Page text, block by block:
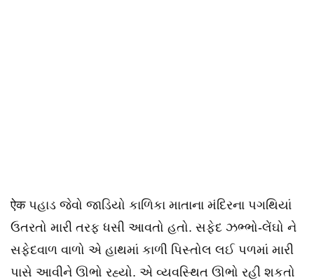
ऐक પહાડ જેવો જાડિયો કાળિકા માતાના મંદિરના પગથિયાં
ઉતરતો મારી તરફ ધસી આવતો હતો. સફેદ ઝભ્ભો-લેંઘો ને
સફેદવાળ વાળો એ હાથમાં કાળી પિસ્તોલ લઈ પળમાં મારી
પાસે આવીને ઊભો રહ્યો. એ વ્યવસ્થિત ઊભો રહી શકતો